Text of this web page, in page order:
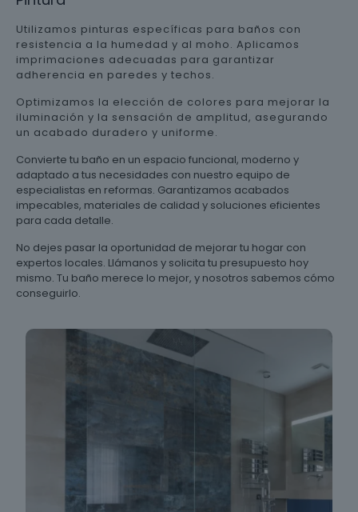
Utilizamos pinturas específicas para baños con
resistencia a la humedad y al moho. Aplicamos
imprimaciones adecuadas para garantizar
adherencia en paredes y techos.
Optimizamos la elección de colores para mejorar la
iluminación y la sensación de amplitud, asegurando
un acabado duradero y uniforme.
Convierte tu baño en un espacio funcional, moderno y
adaptado a tus necesidades con nuestro equipo de
especialistas en reformas. Garantizamos acabados
impecables, materiales de calidad y soluciones eficientes
para cada detalle.
No dejes pasar la oportunidad de mejorar tu hogar con
expertos locales. Llámanos y solicita tu presupuesto hoy
mismo. Tu baño merece lo mejor, y nosotros sabemos cómo
conseguirlo.